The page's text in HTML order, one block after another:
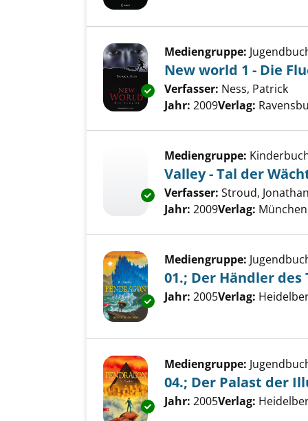
Exemplar-Details von New
Mediengruppe:
New world 1 - Die
Verfasser: Ness, Patrick
Jahr: 2009Verlag:
Exemplar-Details von Valley -
Mediengruppe:
Valley - Tal der
Verfasser: Stroud, Jonathan
Jahr: 2009Verlag:
Exemplar-Details von 01.; Der
Mediengruppe:
01.; Der Händler des
Suche nach diesem
Jahr: 2005Verlag:
Exemplar-Details von 04.; Der
Mediengruppe:
04.; Der Palast der
Suche nach diesem
Jahr: 2005Verlag: